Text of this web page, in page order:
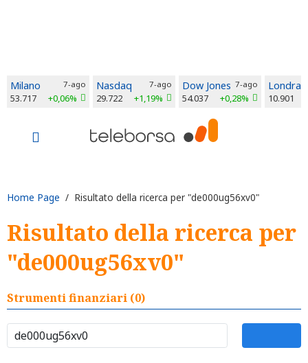
Milano 7-ago
53.717 +0,06%
Nasdaq 7-ago
29.722 +1,19%
Dow Jones 7-ago
54.037 +0,28%
Londra
10.901
Home Page / Risultato della ricerca per "de000ug56xv0"
Risultato della ricerca per
"de000ug56xv0"
Strumenti finanziari (0)